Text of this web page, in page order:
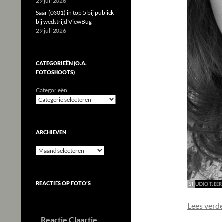
Lees
Saar (0301) in top 5 bij publiek
bij wedstrijd ViewBug
29 juli 2026
CATEGORIEËN (O.A.
FOTOSHOOTS)
Categorieën
ARCHIEVEN
Archieven
REACTIES OP FOTO’S
Reactie Claartje